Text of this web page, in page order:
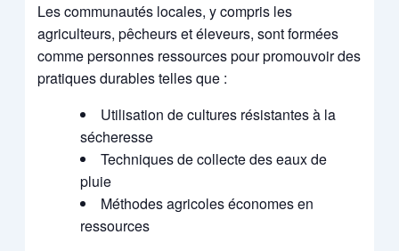
Les communautés locales, y compris les
agriculteurs, pêcheurs et éleveurs, sont formées
comme personnes ressources pour promouvoir des
pratiques durables telles que :
Utilisation de cultures résistantes à la
sécheresse
Techniques de collecte des eaux de
pluie
Méthodes agricoles économes en
ressources